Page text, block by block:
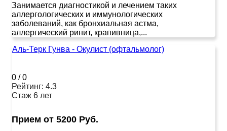
Занимается диагностикой и лечением таких
аллергологических и иммунологических
заболеваний, как бронхиальная астма,
аллергический ринит, крапивница,...
Аль-Терк Гунва - Окулист (офтальмолог)
0 /0
Рейтинг: 4.3
Стаж 6 лет
Прием от 5200 Руб.